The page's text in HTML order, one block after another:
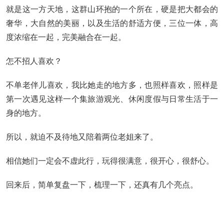
就是这一方天地，这群山环抱的一个所在，硬是把大都会的
奢华，大自然的美丽，以及生活的舒适方便，三位一体，高
度浓缩在一起，完美融合在一起。
怎不招人喜欢？
不单老伴儿喜欢，我比她走的地方多，也照样喜欢，照样是
第一次遇见这样一个集旅游观光、休闲度假与日常生活于一
身的地方。
所以，就迫不及待地又陪着两位老姐来了。
相信她们一定会不虚此行，玩得很满意，很开心，很舒心。
回来后，简单复盘一下，梳理一下，还真有几个亮点。